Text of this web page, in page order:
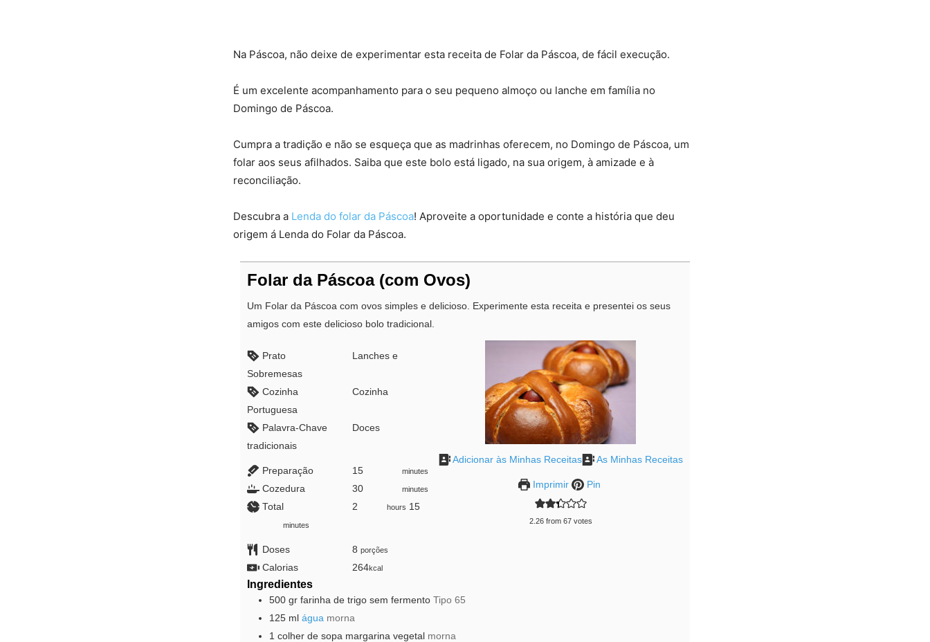
Na Páscoa, não deixe de experimentar esta receita de Folar da Páscoa, de fácil execução.
É um excelente acompanhamento para o seu pequeno almoço ou lanche em família no
Domingo de Páscoa.
Cumpra a tradição e não se esqueça que as madrinhas oferecem, no Domingo de Páscoa, um
folar aos seus afilhados. Saiba que este bolo está ligado, na sua origem, à amizade e à
reconciliação.
Descubra a Lenda do folar da Páscoa! Aproveite a oportunidade e conte a história que deu
origem á Lenda do Folar da Páscoa.
Folar da Páscoa (com Ovos)
Um Folar da Páscoa com ovos simples e delicioso. Experimente esta receita e presentei os seus
amigos com este delicioso bolo tradicional.
Adicionar às Minhas Receitas As Minhas Receitas
Imprimir Pin
2.26from 67votes
Prato
Lanches e
Sobremesas
Cozinha
Cozinha
Portuguesa
Palavra-Chave
Doces
tradicionais
Preparação 15minutes minutes
Cozedura 30minutes minutes
Total 2hours hours 15
minutes
Doses 8 porções
Calorias 264kcal
Ingredientes
500 gr farinha de trigo sem fermento Tipo 65
125 ml água morna
1 colher de sopa margarina vegetal morna